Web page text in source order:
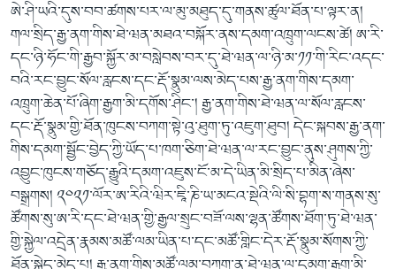
ཨེ་ཤི་ཡའི་དུས་བབ་ཚགས་པར་ལ་མུ་མཐུད་དུ་གནས་ཚུལ་ཐོན་པ་ལྟར་ན།
གལ་སྲིད་རྒྱ་ནག་གིས་ཐེ་ཝན་མཐའ་བསྐོར་ནས་དམག་འཁྲུག་ལངས་ཚེ། ཨ་རི་
དང་ཉི་ཧོང་གི་རྒྱབ་སྐྱོར་མ་བསླེབས་བར་དུ་ཐེ་ཝན་ལ་ཉི་མ་༡༡་གི་རིང་འདང་
བའི་རང་བྱུང་སོལ་རླངས་དང་རྡོ་སྣུམ་ལས་མེད་པས་རྒྱ་ནག་གིས་དམག་
འཁྲུག་ཆེན་པོ་ཞིག་རྒྱག་མི་དགོས་ཤིང་། རྒྱ་ནག་གིས་ཐེ་ཝན་ལ་སོལ་རླངས་
དང་རྡོ་སྣུམ་གྱི་ཐོན་ཁུངས་བཀག་སྟེ་འུ་ཐུག་ཏུ་འཇུག་ཐུབ། དེང་སྐབས་རྒྱ་ནག་
གིས་དམག་སྦྱོང་བྱེད་ཀྱི་ཡོད་པ་ཁག་ཅིག་ཐེ་ཝན་ལ་རང་བྱུང་ནུས་ཤུགས་ཀྱི་
འབྱུང་ཁུངས་གཅོད་རྒྱུའི་དམག་འཇུས་ངོ་མ་དེ་ཡིན་མི་སྲིད་པ་མིན་ཞེས་
བསྒྲགས། ༢༠༢༡་ལོར་ཨ་རིའི་ཝིར་ཇཱི་ཎི་ཡ་མངའ་སྡེའི་ལི་སི་བྷག་ས་གནས་སུ་
ཚོགས་སུ་ཨ་རི་དང་ཐེ་ཝན་གྱི་རྒྱལ་སྲུང་བཟོ་ལས་ལྷན་ཚོགས་ཐོག་ཏུ་ཐེ་ཝན་
གྱི་སྐྱེལ་འདྲེན་རྣམས་མཚོ་ལམ་ཡིན་པ་དང་མཚོ་གླིང་དེར་རྡོ་སྣུམ་སོགས་ཀྱི་